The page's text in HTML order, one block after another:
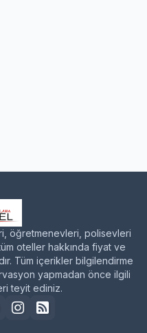
öğretmenevleri, polisevleri
oteller hakkında fiyat ve
Tüm içerikler bilgilendirme
yapmadan önce ilgili
teyit ediniz.